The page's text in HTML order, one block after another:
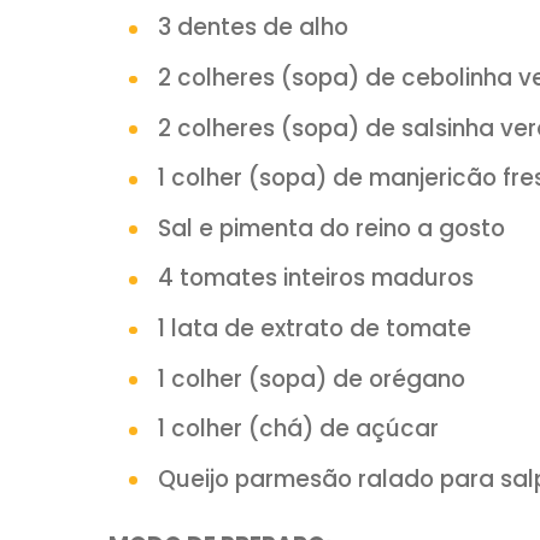
300g de massa
250g de peito de peru
150g de champignon
1 colher (sopa) de
2 cebolas
3 dentes de alho
2 colheres (sopa) de
2 colheres (sopa) de
1 colher (sopa) de